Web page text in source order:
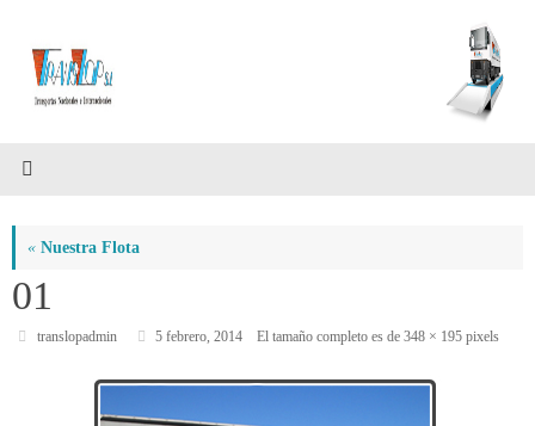
contenido
« Nuestra Flota
01
translopadmin 5 febrero, 2014 El tamaño completo es de348 × 195 pixels